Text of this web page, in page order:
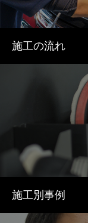
施工の流れ
施工別事例